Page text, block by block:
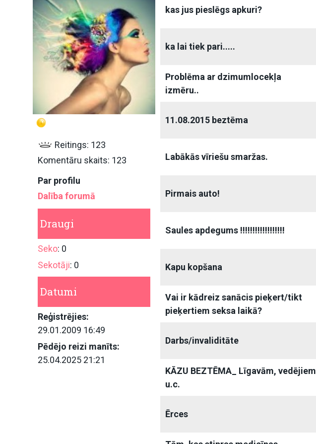
Reitings: 123
Komentāru skaits: 123
Par profilu
Dalība forumā
Draugi
Seko: 0
Sekotāji: 0
Datumi
Reģistrējies:
29.01.2009 16:49
Pēdējo reizi manīts:
25.04.2025 21:21
kas jus pieslēgs apkuri?
ka lai tiek pari.....
Problēma ar dzimumlocekļa
izmēru..
11.08.2015 beztēma
Labākās vīriešu smaržas.
Pirmais auto!
Saules apdegums !!!!!!!!!!!!!!!!!!
Kapu kopšana
Vai ir kādreiz sanācis pieķert/tikt
pieķertiem seksa laikā?
Darbs/invaliditāte
KĀZU BEZTĒMA_ Līgavām, vedējiem
u.c.
Ērces